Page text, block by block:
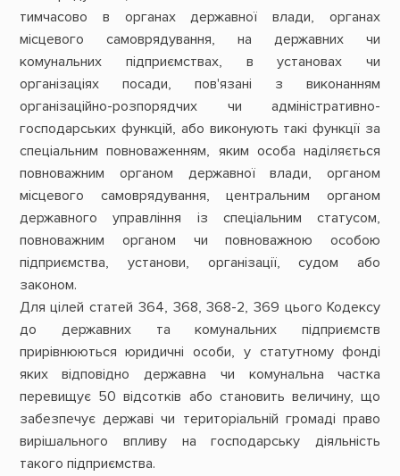
тимчасово в органах державної влади, органах
місцевого самоврядування, на державних чи
комунальних підприємствах, в установах чи
організаціях посади, пов'язані з виконанням
організаційно-розпорядчих чи адміністративно-
господарських функцій, або виконують такі функції за
спеціальним повноваженням, яким особа наділяється
повноважним органом державної влади, органом
місцевого самоврядування, центральним органом
державного управління із спеціальним статусом,
повноважним органом чи повноважною особою
підприємства, установи, організації, судом або
законом.
Для цілей статей 364, 368, 368-2, 369 цього Кодексу
до державних та комунальних підприємств
прирівнюються юридичні особи, у статутному фонді
яких відповідно державна чи комунальна частка
перевищує 50 відсотків або становить величину, що
забезпечує державі чи територіальній громаді право
вирішального впливу на господарську діяльність
такого підприємства.